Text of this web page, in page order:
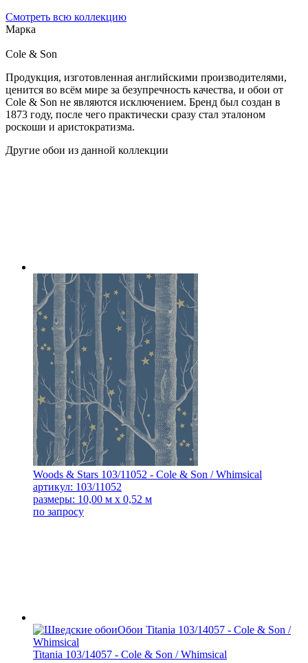
Смотреть всю коллекцию
Марка
Cole & Son
Продукция, изготовленная английскими производителями,
ценится во всём мире за безупречность качества, и обои от
Cole & Son не являются исключением. Бренд был создан в
1873 году, после чего практически сразу стал эталоном
роскоши и аристократизма.
Другие обои из данной коллекции
Woods & Stars 103/11052 - Cole & Son / Whimsical
артикул: 103/11052
размеры: 10,00 м x 0,52 м
по запросу
Titania 103/14057 - Cole & Son / Whimsical